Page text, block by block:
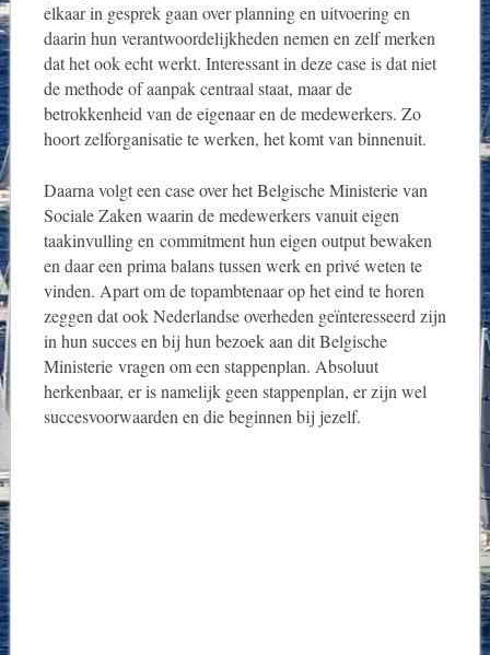
elkaar in gesprek gaan over planning en uitvoering en
daarin hun verantwoordelijkheden nemen en zelf merken
dat het ook echt werkt. Interessant in deze case is dat niet
de methode of aanpak centraal staat, maar de
betrokkenheid van de eigenaar en de medewerkers. Zo
hoort zelforganisatie te werken, het komt van binnenuit.
Daarna volgt een case over het Belgische Ministerie van
Sociale Zaken waarin de medewerkers vanuit eigen
taakinvulling en commitment hun eigen output bewaken
en daar een prima balans tussen werk en privé weten te
vinden. Apart om de topambtenaar op het eind te horen
zeggen dat ook Nederlandse overheden geïnteresseerd zijn
in hun succes en bij hun bezoek aan dit Belgische
Ministerie vragen om een stappenplan. Absoluut
herkenbaar, er is namelijk geen stappenplan, er zijn wel
succesvoorwaarden en die beginnen bij jezelf.